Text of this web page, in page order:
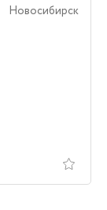
Новосибирск